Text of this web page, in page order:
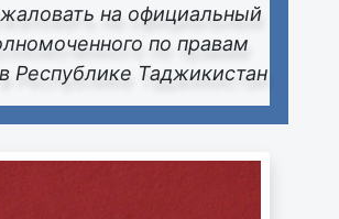
на официальный
по правам
Республике Таджикистан